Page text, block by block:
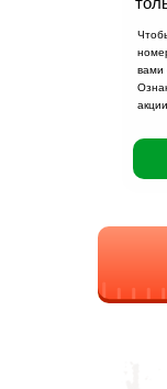
вами
акции.
и